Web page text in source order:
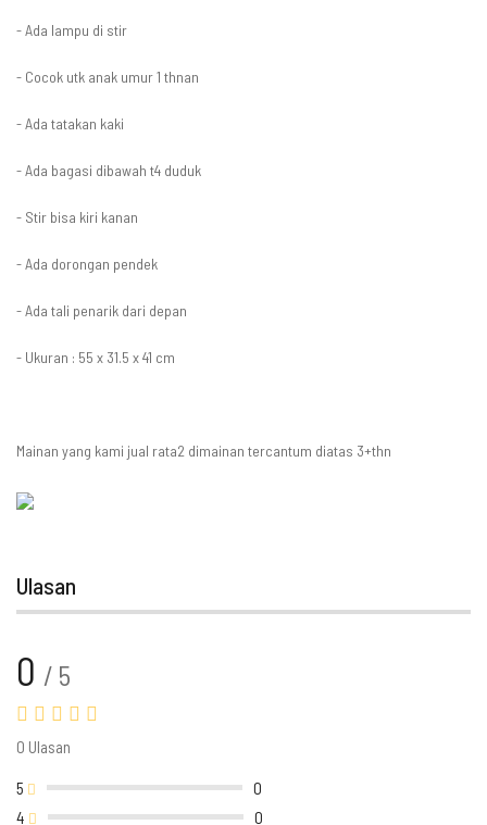
- Ada lampu di stir
- Cocok utk anak umur 1 thnan
- Ada tatakan kaki
- Ada bagasi dibawah t4 duduk
- Stir bisa kiri kanan
- Ada dorongan pendek
- Ada tali penarik dari depan
- Ukuran : 55 x 31.5 x 41 cm
Mainan yang kami jual rata2 dimainan tercantum diatas 3+thn
Ulasan
0 / 5
0 Ulasan
5
0
4
0